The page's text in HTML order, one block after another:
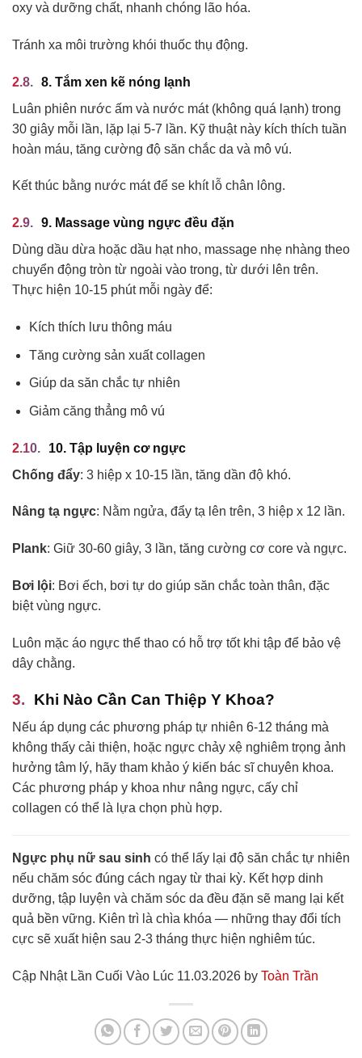
oxy và dưỡng chất, nhanh chóng lão hóa.
Tránh xa môi trường khói thuốc thụ động.
8. Tắm xen kẽ nóng lạnh
Luân phiên nước ấm và nước mát (không quá lạnh) trong
30 giây mỗi lần, lặp lại 5-7 lần. Kỹ thuật này kích thích tuần
hoàn máu, tăng cường độ săn chắc da và mô vú.
Kết thúc bằng nước mát để se khít lỗ chân lông.
9. Massage vùng ngực đều đặn
Dùng dầu dừa hoặc dầu hạt nho, massage nhẹ nhàng theo
chuyển động tròn từ ngoài vào trong, từ dưới lên trên.
Thực hiện 10-15 phút mỗi ngày để:
Kích thích lưu thông máu
Tăng cường sản xuất collagen
Giúp da săn chắc tự nhiên
Giảm căng thẳng mô vú
10. Tập luyện cơ ngực
Chống đẩy: 3 hiệp x 10-15 lần, tăng dần độ khó.
Nâng tạ ngực: Nằm ngửa, đẩy tạ lên trên, 3 hiệp x 12 lần.
Plank: Giữ 30-60 giây, 3 lần, tăng cường cơ core và ngực.
Bơi lội: Bơi ếch, bơi tự do giúp săn chắc toàn thân, đặc
biệt vùng ngực.
Luôn mặc áo ngực thể thao có hỗ trợ tốt khi tập để bảo vệ
dây chằng.
Khi Nào Cần Can Thiệp Y Khoa?
Nếu áp dụng các phương pháp tự nhiên 6-12 tháng mà
không thấy cải thiện, hoặc ngực chảy xệ nghiêm trọng ảnh
hưởng tâm lý, hãy tham khảo ý kiến bác sĩ chuyên khoa.
Các phương pháp y khoa như nâng ngực, cấy chỉ
collagen có thể là lựa chọn phù hợp.
Ngực phụ nữ sau sinh có thể lấy lại độ săn chắc tự nhiên
nếu chăm sóc đúng cách ngay từ thai kỳ. Kết hợp dinh
dưỡng, tập luyện và chăm sóc da đều đặn sẽ mang lại kết
quả bền vững. Kiên trì là chìa khóa — những thay đổi tích
cực sẽ xuất hiện sau 2-3 tháng thực hiện nghiêm túc.
Cập Nhật Lần Cuối Vào Lúc 11.03.2026 by Toàn Trần